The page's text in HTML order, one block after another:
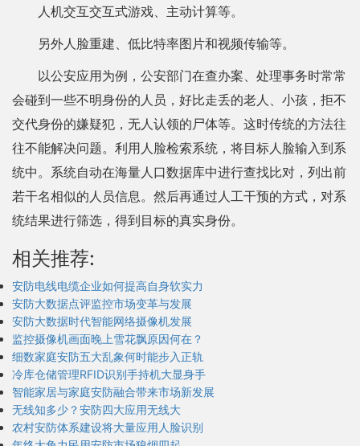
人机交互交互式游戏、主动计算等。
另外人脸重建、低比特率图片和视频传输等。
以公安应用为例，公安部门在查办案、处理事务时常常
会碰到一些不明身份的人员，好比走丢的老人、小孩，拒不
交代身份的嫌疑犯，无人认领的尸体等。这时传统的方法往
往不能解决问题。利用人脸检索系统，将目标人脸输入到系
统中。系统自动在海量人口数据库中进行查找比对，列出前
若干名相似的人员信息。然后再通过人工干预的方式，对系
统结果进行筛选，得到目标的真实身份。
相关推荐:
安防电线电缆企业如何提高自身软实力
安防大数据点评监控市场变革与发展
安防大数据时代智能网络摄像机发展
监控摄像机画面晚上雪花飘原因何在？
细数家庭安防五大乱象何时能步入正轨
冷库仓储管理RFID识别手持机大显身手
智能家居与家庭安防融合带来市场新发展
无线知多少？安防四大应用无线大
农村安防体系建设将大量应用人脸识别